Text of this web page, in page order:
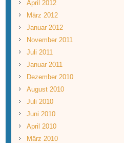
April 2012
März 2012
Januar 2012
November 2011
Juli 2011
Januar 2011
Dezember 2010
August 2010
Juli 2010
Juni 2010
April 2010
März 2010